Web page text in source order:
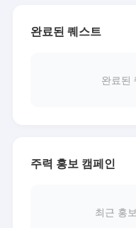
완료된 퀘스트
완료된
주력 홍보 캠페인
최근 홍